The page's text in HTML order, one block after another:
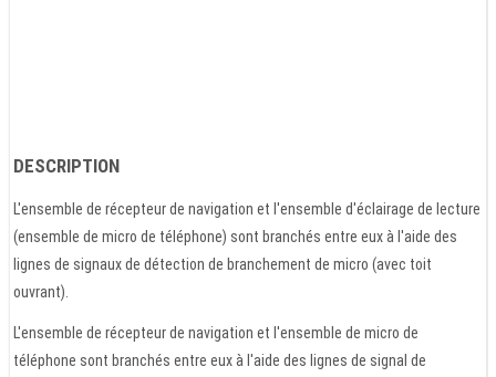
DESCRIPTION
L'ensemble de récepteur de navigation et l'ensemble d'éclairage de lecture
(ensemble de micro de téléphone) sont branchés entre eux à l'aide des
lignes de signaux de détection de branchement de micro (avec toit
ouvrant).
L'ensemble de récepteur de navigation et l'ensemble de micro de
téléphone sont branchés entre eux à l'aide des lignes de signal de